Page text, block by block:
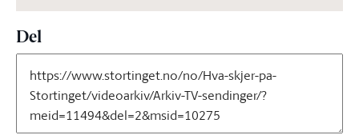
Del